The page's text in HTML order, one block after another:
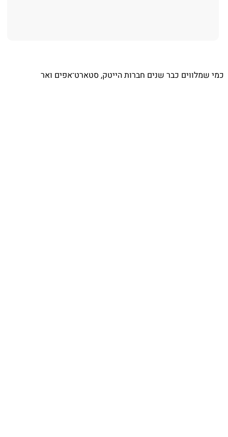
⁨ כמי שמלווים כבר שנים חברות הייטק, סטארט־אפים ואר